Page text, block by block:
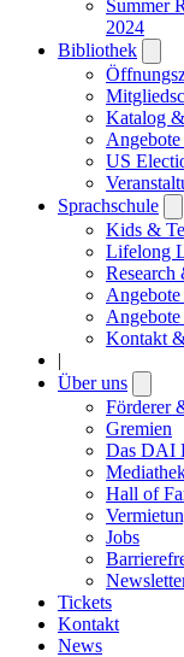
Summer
2024
Bibliothek
Katalog
US
Sprachschule
Kids &
Lifelong
Kontakt
|
Über uns
Förderer
Gremien
Das DAI
Hall of
Jobs
Tickets
Kontakt
News